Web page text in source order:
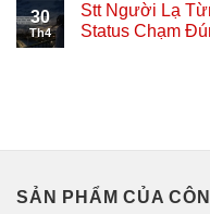
30
Th4
Stt Người Lạ
Status Chạm
SẢN PHẨM CỦA